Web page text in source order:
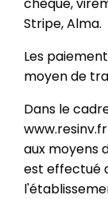
Stripe, Alma.
Les
moyen de
Dans le
aux moyens
est effectué